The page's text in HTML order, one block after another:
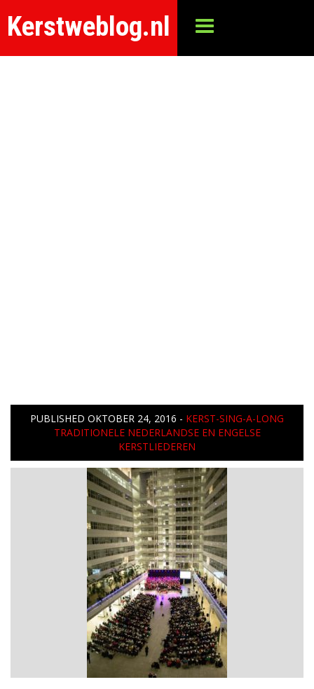
Kerstweblog.nl
PUBLISHED OKTOBER 24, 2016 - KERST-SING-A-LONG
TRADITIONELE NEDERLANDSE EN ENGELSE
KERSTLIEDEREN